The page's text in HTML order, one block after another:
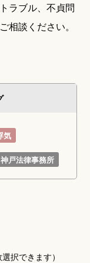
ラブル、不貞問
相談ください。
気
神戸法律事務所
択できます）